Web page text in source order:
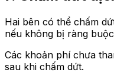
Hai bên có thể chấm
nếu không bị ràng
Các khoản phí chưa
sau khi chấm dứt.